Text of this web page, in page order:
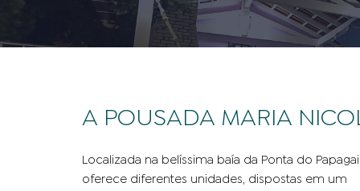
A POUSADA MARIA
Localizada na belíssima baía da Ponta do
oferece diferentes unidades, dispostas em um